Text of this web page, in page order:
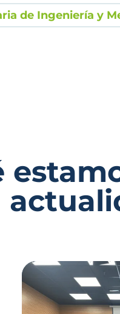
de Ingeniería y